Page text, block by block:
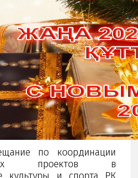
по координации
проектов в
культуры и спорта РК